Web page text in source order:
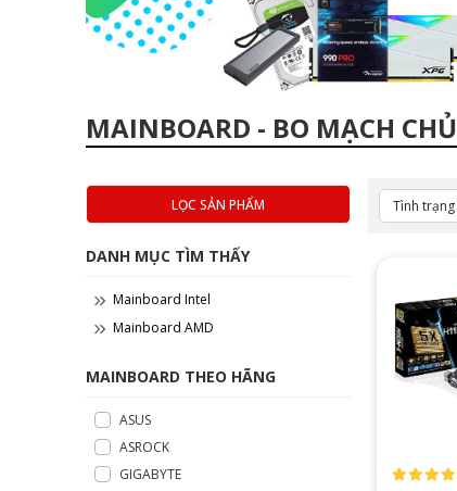
MAINBOARD - BO MẠCH CHỦ
LỌC SẢN PHẨM
DANH MỤC TÌM THẤY
Mainboard Intel
Mainboard AMD
MAINBOARD THEO HÃNG
ASUS
ASROCK
GIGABYTE